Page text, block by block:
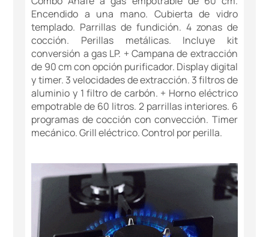
Encendido a una mano. Cubierta de vidro
templado. Parrillas de fundición. 4 zonas de
cocción. Perillas metálicas. Incluye kit
conversión a gas LP. + Campana de extracción
de 90 cm con opción purificador. Display digital
y timer. 3 velocidades de extracción. 3 filtros de
aluminio y 1 filtro de carbón. + Horno eléctrico
empotrable de 60 litros. 2 parrillas interiores. 6
programas de cocción con convección. Timer
mecánico. Grill eléctrico. Control por perilla.